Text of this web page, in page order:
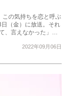
この気持ちを恋と呼ぶ
（金）に放送。それ
、言えなかった」…
2022年09月06日